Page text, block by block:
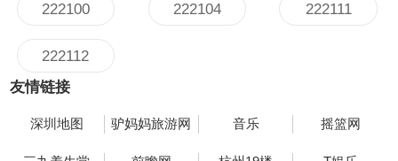
222100 222104 222111
222112
友情链接
深圳地图 驴妈妈旅游网 音乐 摇篮网